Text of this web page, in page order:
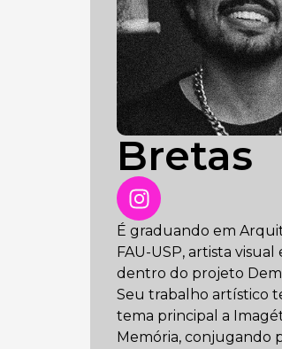
Bretas
É graduando em
FAU-USP, artista
dentro do projeto
Seu trabalho artístico
tema principal a
Memória, conjugando